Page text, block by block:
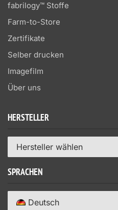
fabrilogy™ Stoffe
Farm-to-Store
Zertifikate
Selber drucken
Imagefilm
Über uns
HERSTELLER
Hersteller wählen
SPRACHEN
Deutsch